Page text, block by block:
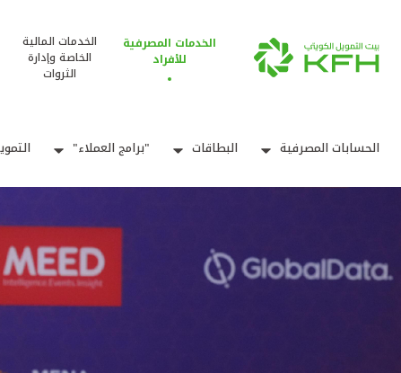
الخدمات المصرفية
للأفراد
الخدمات المالية
الخاصة وإدارة
الثروات
الحسابات المصرفية البطاقات "برامج العملاء"